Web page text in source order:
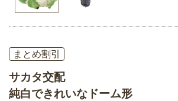
まとめ割引
サカタ交配
純白できれいなドーム形